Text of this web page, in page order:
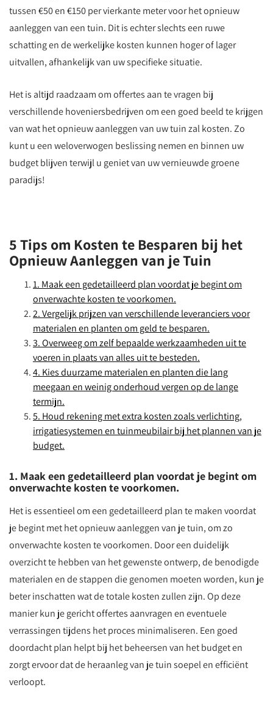
tussen €50 en €150 per vierkante meter voor het opnieuw
aanleggen van een tuin. Dit is echter slechts een ruwe
schatting en de werkelijke kosten kunnen hoger of lager
uitvallen, afhankelijk van uw specifieke situatie.
Het is altijd raadzaam om offertes aan te vragen bij
verschillende hoveniersbedrijven om een goed beeld te krijgen
van wat het opnieuw aanleggen van uw tuin zal kosten. Zo
kunt u een weloverwogen beslissing nemen en binnen uw
budget blijven terwijl u geniet van uw vernieuwde groene
paradijs!
5 Tips om Kosten te Besparen bij het
Opnieuw Aanleggen van je Tuin
1. Maak een gedetailleerd plan voordat je begint om
onverwachte kosten te voorkomen.
2. Vergelijk prijzen van verschillende leveranciers voor
materialen en planten om geld te besparen.
3. Overweeg om zelf bepaalde werkzaamheden uit te
voeren in plaats van alles uit te besteden.
4. Kies duurzame materialen en planten die lang
meegaan en weinig onderhoud vergen op de lange
termijn.
5. Houd rekening met extra kosten zoals verlichting,
irrigatiesystemen en tuinmeubilair bij het plannen van je
budget.
1. Maak een gedetailleerd plan voordat je begint om
onverwachte kosten te voorkomen.
Het is essentieel om een gedetailleerd plan te maken voordat
je begint met het opnieuw aanleggen van je tuin, om zo
onverwachte kosten te voorkomen. Door een duidelijk
overzicht te hebben van het gewenste ontwerp, de benodigde
materialen en de stappen die genomen moeten worden, kun je
beter inschatten wat de totale kosten zullen zijn. Op deze
manier kun je gericht offertes aanvragen en eventuele
verrassingen tijdens het proces minimaliseren. Een goed
doordacht plan helpt bij het beheersen van het budget en
zorgt ervoor dat de heraanleg van je tuin soepel en efficiënt
verloopt.